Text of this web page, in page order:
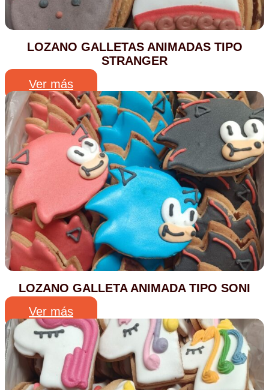
LOZANO GALLETAS ANIMADAS TIPO
STRANGER
Ver más
LOZANO GALLETA ANIMADA TIPO SONI
Ver más